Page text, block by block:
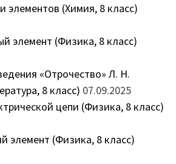
элементов (Химия, 8 класс)
элемент (Физика, 8 класс)
«Отрочество» Л. Н.
8 класс) 07.09.2025
цепи (Физика, 8 класс)
элемент (Физика, 8 класс)